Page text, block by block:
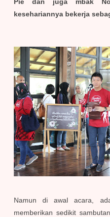
kesehariannya bekerja
Namun di awal acara,
memberikan sedikit